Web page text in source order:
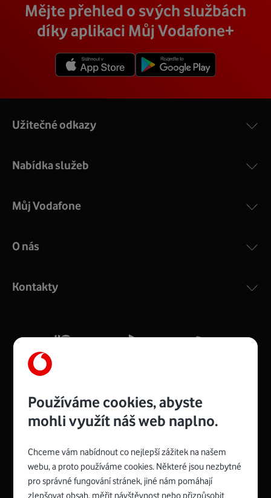
Mějte přehled o svých službách
díky aplikaci Můj Vodafone+
Spojte se s Vodafonem
Užitečné odkazy
Nabídka služeb
Můj Vodafone
O nás
Kontakty
Používáme cookies, abyste
mohli využít náš web naplno.
Chceme vám nabídnout co nejlepší zážitek na našem
webu, a proto používáme cookies. Některé jsou nezbytné
pro správné fungování stránek, jiné nám pomáhají
zlepšovat obsah, měřit návštěvnost nebo přizpůsobit